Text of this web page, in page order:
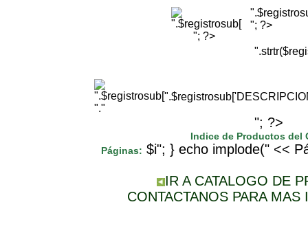
"; ?>
"; ?>
"."
"; ?>
Indice de Productos del
Páginas: $i"; } echo implode(" <<
IR A CATALOGO DE
CONTACTANOS PARA